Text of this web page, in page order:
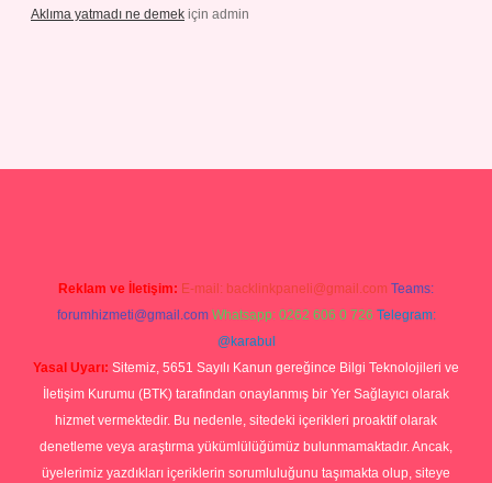
Aklıma yatmadı ne demek için admin
Reklam ve İletişim: E-mail: backlinkpaneli@gmail.com Teams:
forumhizmeti@gmail.com Whatsapp: 0262 606 0 726 Telegram:
@karabul
Yasal Uyarı: Sitemiz, 5651 Sayılı Kanun gereğince Bilgi Teknolojileri ve
İletişim Kurumu (BTK) tarafından onaylanmış bir Yer Sağlayıcı olarak
hizmet vermektedir. Bu nedenle, sitedeki içerikleri proaktif olarak
denetleme veya araştırma yükümlülüğümüz bulunmamaktadır. Ancak,
üyelerimiz yazdıkları içeriklerin sorumluluğunu taşımakta olup, siteye